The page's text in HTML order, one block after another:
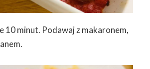
10 minut. Podawaj z makaronem,